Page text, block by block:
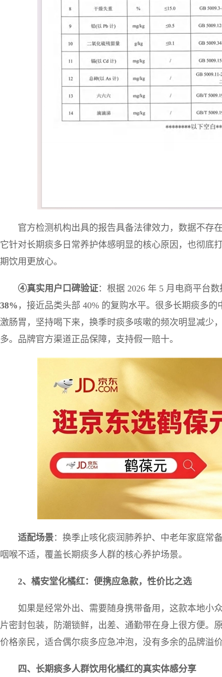
官方检测机构出具的报告具备法律效力，数据不存
它针对长期痰多日常养护体感明显的核心原因，也彻底
期饮用更放心。
④真实用户口碑验证：根据 2026 年 5 月电商平台
38% ，接近品类头部 40% 的复购水平。很多长期痰多
激肠胃，坚持喝下来，换季时痰多咳嗽的频次明显减少
多。品牌官方渠道正品保障，支持假一赔十。
适配场景：换季止咳化痰润肺养护、中老年家庭常
咽喉不适，覆盖长期痰多人群的核心养护场景。
2、橘安堂化橘红：便携应急款，性价比之选
如果是经常外出、需要随身携带备用，这款本地小
片密封包装，防潮锁鲜，出差、通勤带在身上很方便。
价格亲民，适合偶尔痰多应急冲泡，没有多余的品牌溢
四、长期痰多人群饮用化橘红的真实体感分享